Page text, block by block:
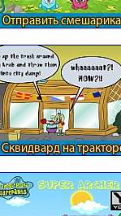
Отправить
Сквидвард на